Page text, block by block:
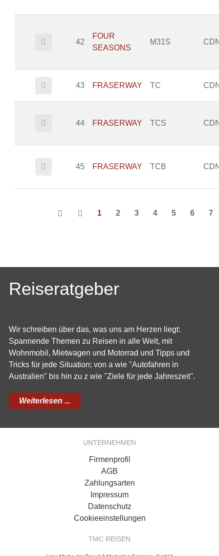
1 2 3 4 5 6 7
42
FOUR
SEASONS
M31S
43 FRASERWAY TC
44 FRASERWAY TCS
45 FRASERWAY TCB
Reiseratgeber
Wir schreiben über das, was uns am Herzen liegt:
Spannende Themen zu Reisen in alle Welt, mit
Wohnmobil, Mietwagen und Motorrad und Tipps und
Tricks für jede Situation; von a wie "Autofahren in
Australien" bis hin zu z wie "Ziele für jede Jahreszeit".
Weiterlesen ...
UNTERNEHMEN
Firmenprofil
AGB
Zahlungsarten
Impressum
Datenschutz
Cookieeinstellungen
TMC REISEN